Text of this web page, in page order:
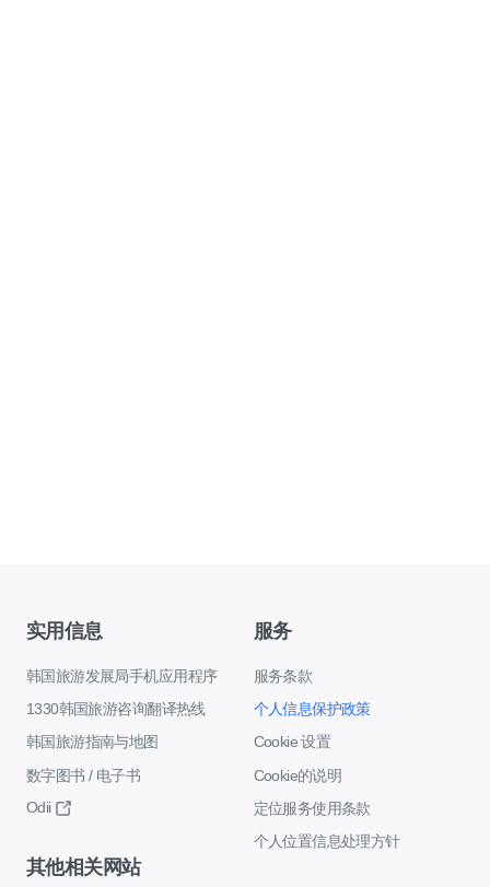
实用信息
韩国旅游发展局手机应用程序
1330韩国旅游咨询翻译热线
韩国旅游指南与地图
数字图书 / 电子书
Odii
服务
服务条款
个人信息保护政策
Cookie 设置
Cookie的说明
定位服务使用条款
个人位置信息处理方针
其他相关网站